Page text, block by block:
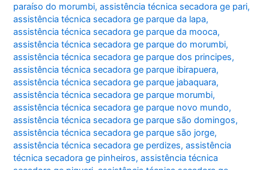
paraíso do morumbi,assistência técnica secadora ge pari,
assistência técnica secadora ge parque da lapa,
assistência técnica secadora ge parque da mooca,
assistência técnica secadora ge parque do morumbi,
assistência técnica secadora ge parque dos principes,
assistência técnica secadora ge parque ibirapuera,
assistência técnica secadora ge parque jabaquara,
assistência técnica secadora ge parque morumbi,
assistência técnica secadora ge parque novo mundo,
assistência técnica secadora ge parque são domingos,
assistência técnica secadora ge parque são jorge,
assistência técnica secadora ge perdizes,assistência
técnica secadora ge pinheiros,assistência técnica